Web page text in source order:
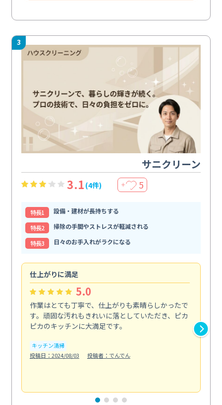
3
サニクリーン
3.1 (4件) ＋ 5
特⻑1
設備・建材が長持ちする
特⻑2
掃除の手間やストレスが軽減される
特⻑3
日々のお手入れがラクになる
仕上がりに満足
5.0
作業はとても丁寧で、仕上がりも素晴らしかったで
す。頑固な汚れもきれいに落としていただき、ピカ
ピカのキッチンに大満足です。
キッチン清掃
投稿日：2024/08/03
投稿者：でんでん